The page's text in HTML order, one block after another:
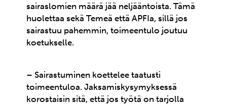
sairaslomien määrä jää neljääntoista. Tämä
huolettaa sekä Temeä että APFIa, sillä jos
sairastuu pahemmin, toimeentulo joutuu
koetukselle.
– Sairastuminen koettelee taatusti
toimeentuloa. Jaksamiskysymyksessä
korostaisin sitä, että jos työtä on tarjolla